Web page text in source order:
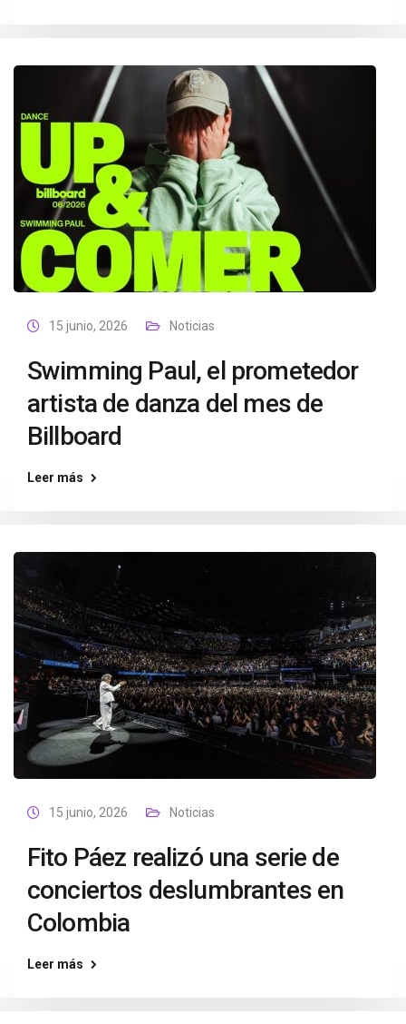
15 junio, 2026 Noticias
Swimming Paul, el prometedor
artista de danza del mes de
Billboard
Leer más
15 junio, 2026 Noticias
Fito Páez realizó una serie de
conciertos deslumbrantes en
Colombia
Leer más